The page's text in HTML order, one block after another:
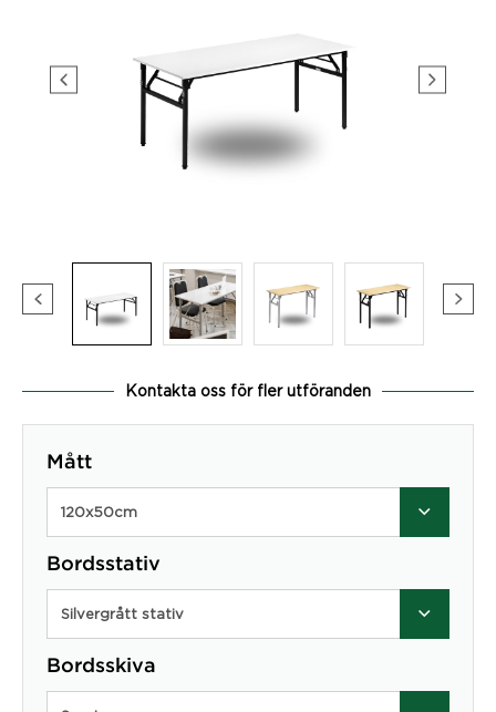
Kontakta oss för fler utföranden
Mått
120x50cm
Bordsstativ
Silvergrått stativ
Bordsskiva